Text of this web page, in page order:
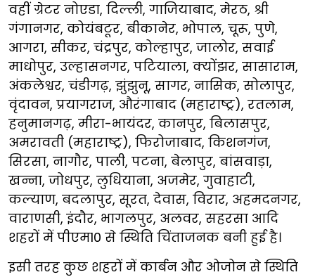
वहीं ग्रेटर नोएडा, दिल्ली, गाजियाबाद, मेरठ, श्री
गंगानगर, कोयंबटूर, बीकानेर, भोपाल, चूरू, पुणे,
आगरा, सीकर, चंद्रपुर, कोल्हापुर, जालोर, सवाई
माधोपुर, उल्हासनगर, पटियाला, क्योंझर, सासाराम,
अंकलेश्वर, चंडीगढ़, झुंझुनू, सागर, नासिक, सोलापुर,
वृंदावन, प्रयागराज, औरंगाबाद (महाराष्ट्र), रतलाम,
हनुमानगढ़, मीरा-भायंदर, कानपुर, बिलासपुर,
अमरावती (महाराष्ट्र), फिरोजाबाद, किशनगंज,
सिरसा, नागौर, पाली, पटना, बेलापुर, बांसवाड़ा,
खन्ना, जोधपुर, लुधियाना, अजमेर, गुवाहाटी,
कल्याण, बदलापुर, सूरत, देवास, विरार, अहमदनगर,
वाराणसी, इंदौर, भागलपुर, अलवर, सहरसा आदि
शहरों में पीएम10 से स्थिति चिंताजनक बनी हुई है।
इसी तरह कुछ शहरों में कार्बन और ओजोन से स्थिति